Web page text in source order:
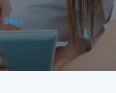
Вест